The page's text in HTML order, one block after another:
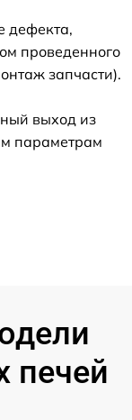
дефекта,
проведенного
запчасти).
выход из
параметрам
печей